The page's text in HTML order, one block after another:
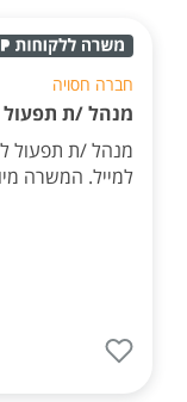
חברה חסויה
מנהל /ת תפעול
מנהל /ת תפעול
למייל. המשרה